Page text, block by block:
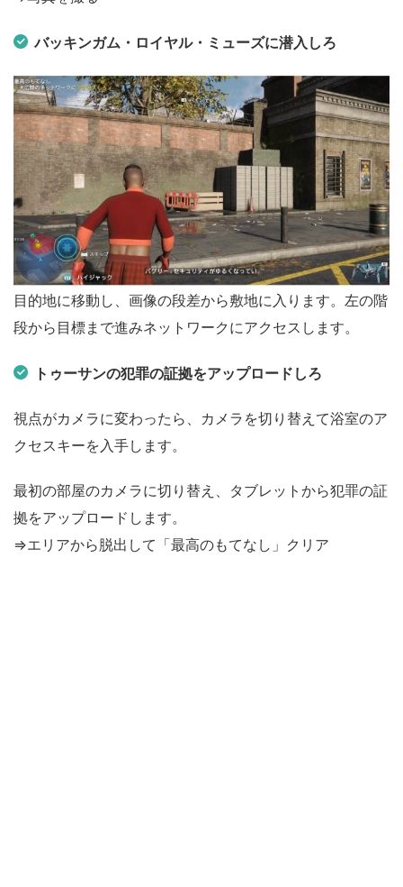
バッキンガム・ロイヤル・ミューズに潜入しろ
目的地に移動し、画像の段差から敷地に入ります。左の階
段から目標まで進みネットワークにアクセスします。
トゥーサンの犯罪の証拠をアップロードしろ
視点がカメラに変わったら、カメラを切り替えて浴室のア
クセスキーを入手します。
最初の部屋のカメラに切り替え、タブレットから犯罪の証
拠をアップロードします。
⇒エリアから脱出して「最高のもてなし」クリア